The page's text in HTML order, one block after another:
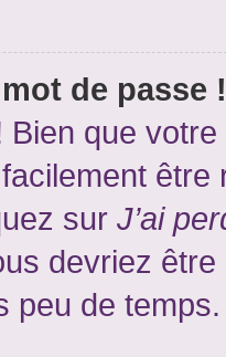
de passe !
Bien que
sur J’ai
devriez
peu de temps.